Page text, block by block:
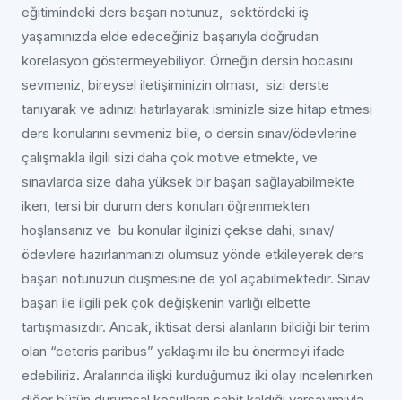
eğitimindeki ders başarı notunuz, sektördeki iş
yaşamınızda elde edeceğiniz başarıyla doğrudan
korelasyon göstermeyebiliyor. Örneğin dersin hocasını
sevmeniz, bireysel iletişiminizin olması, sizi derste
tanıyarak ve adınızı hatırlayarak isminizle size hitap etmesi
ders konularını sevmeniz bile, o dersin sınav/ödevlerine
çalışmakla ilgili sizi daha çok motive etmekte, ve
sınavlarda size daha yüksek bir başarı sağlayabilmekte
iken, tersi bir durum ders konuları öğrenmekten
hoşlansanız ve bu konular ilginizi çekse dahi, sınav/
ödevlere hazırlanmanızı olumsuz yönde etkileyerek ders
başarı notunuzun düşmesine de yol açabilmektedir. Sınav
başarı ile ilgili pek çok değişkenin varlığı elbette
tartışmasızdır. Ancak, iktisat dersi alanların bildiği bir terim
olan “ceteris paribus” yaklaşımı ile bu önermeyi ifade
edebiliriz. Aralarında ilişki kurduğumuz iki olay incelenirken